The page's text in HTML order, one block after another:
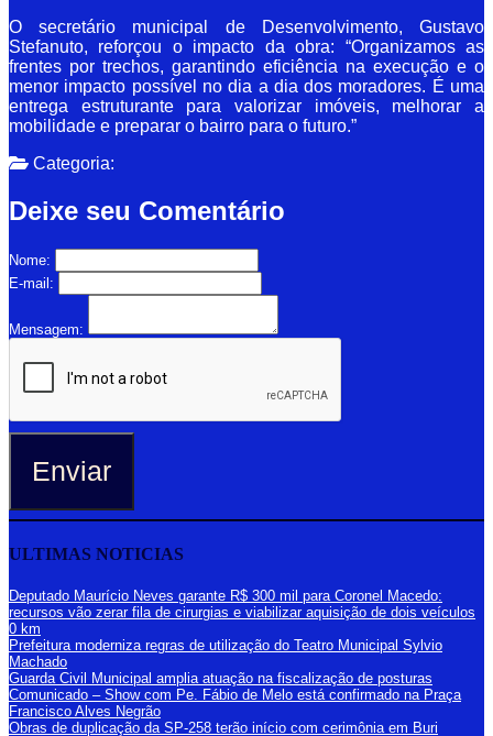
O secretário municipal de Desenvolvimento, Gustavo
Stefanuto, reforçou o impacto da obra: “Organizamos as
frentes por trechos, garantindo eficiência na execução e o
menor impacto possível no dia a dia dos moradores. É uma
entrega estruturante para valorizar imóveis, melhorar a
mobilidade e preparar o bairro para o futuro.”
Categoria:
Deixe seu Comentário
Nome:
E-mail:
Mensagem:
Enviar
ULTIMAS NOTICIAS
Deputado Maurício Neves garante R$ 300 mil para Coronel Macedo:
recursos vão zerar fila de cirurgias e viabilizar aquisição de dois veículos
0 km
Prefeitura moderniza regras de utilização do Teatro Municipal Sylvio
Machado
Guarda Civil Municipal amplia atuação na fiscalização de posturas
Comunicado – Show com Pe. Fábio de Melo está confirmado na Praça
Francisco Alves Negrão
Obras de duplicação da SP-258 terão início com cerimônia em Buri